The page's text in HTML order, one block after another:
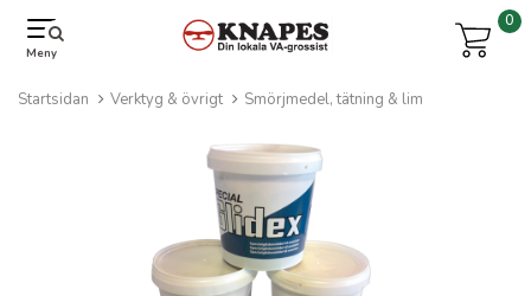
Meny
0
Startsidan Verktyg & övrigt Smörjmedel, tätning & lim